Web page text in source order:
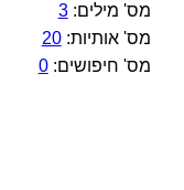
מס' מילים:3
מס' אותיות:20
מס' חיפושים:0